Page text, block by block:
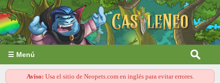
☰ Menú
Aviso: Usa el sitio de Neopets.com en inglés para evitar errores.